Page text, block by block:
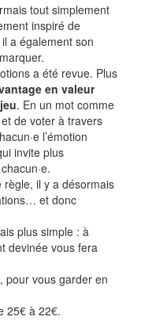
tout simplement
inspiré de
a également son
a été revue. Plus
en valeur
. En un mot comme
de voter à travers
l’émotion
invite plus
il y a désormais
et donc
plus simple : à
devinée vous fera
pour vous garder en
25€ à 22€.